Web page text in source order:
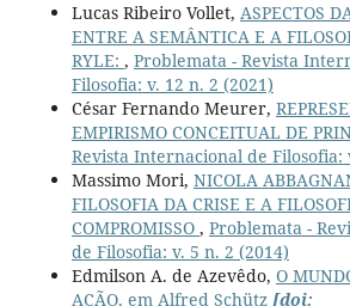
Lucas Ribeiro Vollet, ASPECTOS
ENTRE A SEMÂNTICA E A
RYLE: , Problemata - Revista
Filosofia: v. 12 n. 2 (2021)
César Fernando Meurer,
EMPIRISMO CONCEITUAL DE
Revista Internacional de Filosofia:
Massimo Mori, NICOLA
FILOSOFIA DA CRISE E A
COMPROMISSO , Problemata -
de Filosofia: v. 5 n. 2 (2014)
Edmilson A. de Azevêdo, O
AÇÃO, em Alfred Schütz [doi: